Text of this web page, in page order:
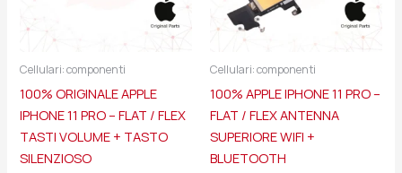
Cellulari: componenti
100% ORIGINALE APPLE
IPHONE 11 PRO – FLAT / FLEX
TASTI VOLUME + TASTO
SILENZIOSO
Cellulari: componenti
100% APPLE IPHONE 11 PRO –
FLAT / FLEX ANTENNA
SUPERIORE WIFI +
BLUETOOTH